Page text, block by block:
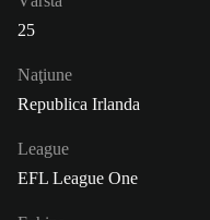
25
Naţiune
Republica Irlanda
League
EFL League One